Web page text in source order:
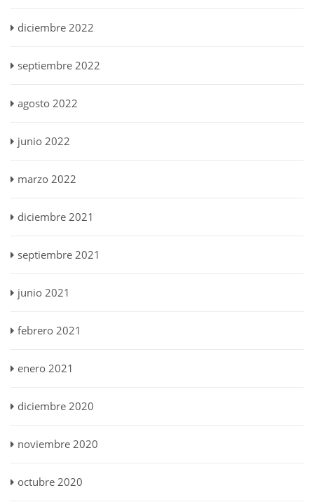
diciembre 2022
septiembre 2022
agosto 2022
junio 2022
marzo 2022
diciembre 2021
septiembre 2021
junio 2021
febrero 2021
enero 2021
diciembre 2020
noviembre 2020
octubre 2020